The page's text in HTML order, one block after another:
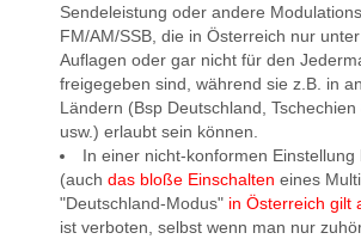
Sendeleistung oder andere
FM/AM/SSB, die in Österreich nur
Auflagen oder gar nicht für den
freigegeben sind, während sie z.B. in
Ländern (Bsp Deutschland,
usw.) erlaubt sein können.
In einer nicht-konformen Einstellung
(auch das bloße Einschalten eines
"Deutschland-Modus" in Österreich gilt
ist verboten, selbst wenn man nur